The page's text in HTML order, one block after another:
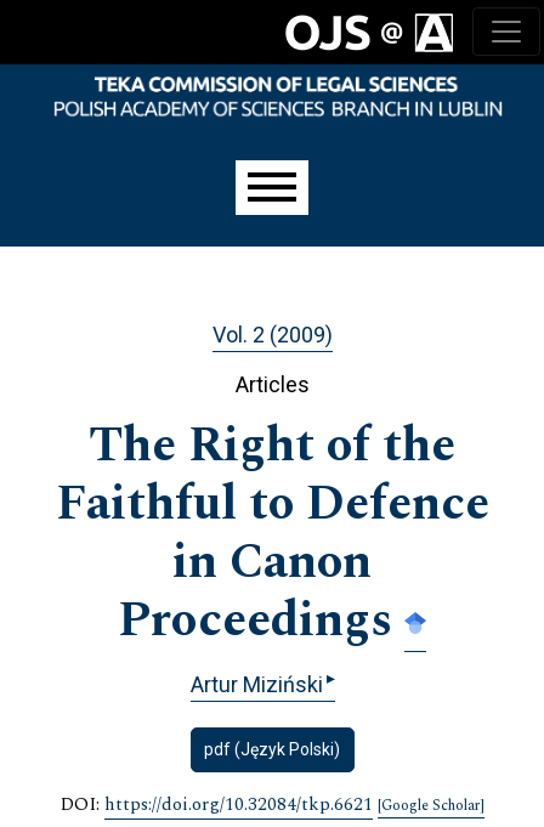
Vol. 2 (2009)
Articles
The Right of the
Faithful to Defence
in Canon
Proceedings
Artur Miziński ▸
pdf (Język Polski)
DOI: https://doi.org/10.32084/tkp.6621 [Google Scholar]